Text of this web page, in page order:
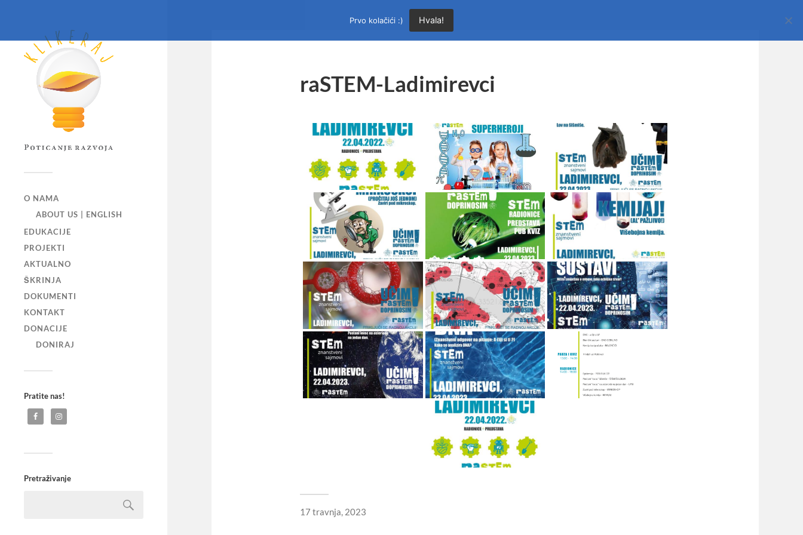
O NAMA
ABOUT US | ENGLISH
EDUKACIJE
PROJEKTI
AKTUALNO
ŠKRINJA
DOKUMENTI
KONTAKT
DONACIJE
DONIRAJ
Pratite nas!
Pretraživanje
raSTEM-Ladimirevci
17 travnja, 2023
Prvo kolačići :) Hvala!